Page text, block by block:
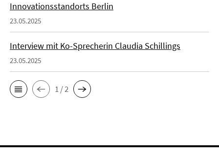
Innovationsstandorts Berlin
23.05.2025
Interview mit Ko-Sprecherin Claudia Schillings
23.05.2025
1 / 2